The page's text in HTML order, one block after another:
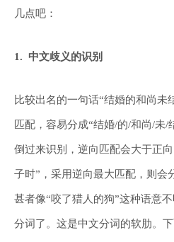
几点吧：
1. 中文歧义的识别
比较出名的一句话“结婚的和尚未
匹配，容易分成“结婚/的/和尚/未/
倒过来识别，逆向匹配会大于正
子时”，采用逆向最大匹配，则会
甚者像“咬了猎人的狗”这种语意
分词了。这是中文分词的软肋。